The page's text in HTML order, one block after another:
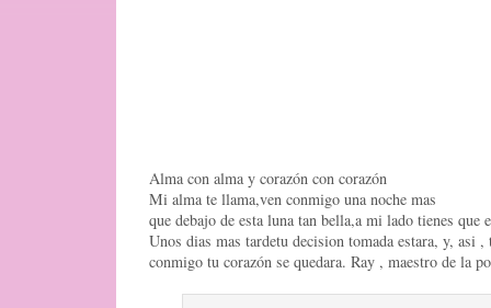
Alma con alma y corazón con corazón
Mi alma te llama,ven conmigo una noche mas
que debajo de esta luna tan bella,a mi lado tienes que
Unos dias mas tardetu decision tomada estara, y, asi ,
conmigo tu corazón se quedara. Ray , maestro de la